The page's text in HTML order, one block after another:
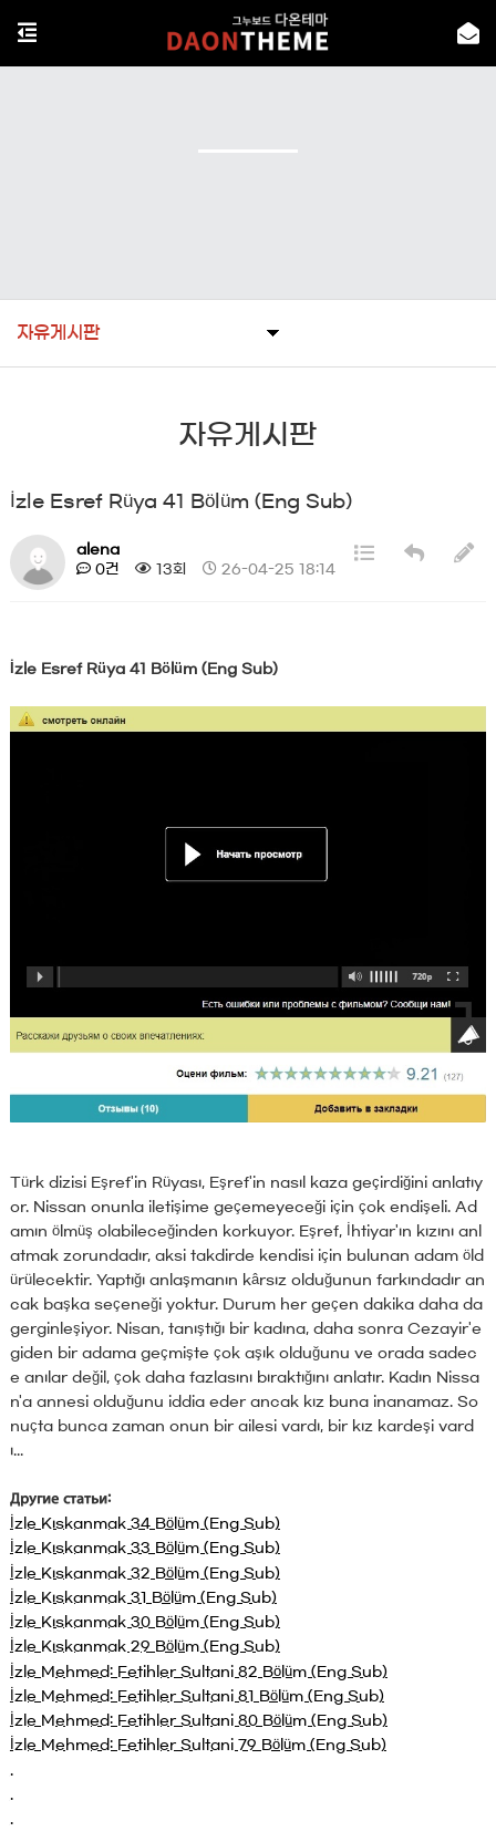
자유게시판
자유게시판
İzle Esref Rüya 41 Bölüm (Eng Sub)
alena
0건
13회 26-04-25 18:14
İzle Esref Rüya 41 Bölüm (Eng Sub)
Türk dizisi Eşref'in Rüyası, Eşref'in nasıl kaza geçirdiğini anlatıy
or. Nissan onunla iletişime geçemeyeceği için çok endişeli. Ad
amın ölmüş olabileceğinden korkuyor. Eşref, İhtiyar'ın kızını anl
atmak zorundadır, aksi takdirde kendisi için bulunan adam öld
ürülecektir. Yaptığı anlaşmanın kârsız olduğunun farkındadır an
cak başka seçeneği yoktur. Durum her geçen dakika daha da
gerginleşiyor. Nisan, tanıştığı bir kadına, daha sonra Cezayir'e
giden bir adama geçmişte çok aşık olduğunu ve orada sadec
e anılar değil, çok daha fazlasını bıraktığını anlatır. Kadın Nissa
n'a annesi olduğunu iddia eder ancak kız buna inanamaz. So
nuçta bunca zaman onun bir ailesi vardı, bir kız kardeşi vard
ı...
Другие статьи:
İzle Kıskanmak 34 Bölüm (Eng Sub)
İzle Kıskanmak 33 Bölüm (Eng Sub)
İzle Kıskanmak 32 Bölüm (Eng Sub)
İzle Kıskanmak 31 Bölüm (Eng Sub)
İzle Kıskanmak 30 Bölüm (Eng Sub)
İzle Kıskanmak 29 Bölüm (Eng Sub)
İzle Mehmed: Fetihler Sultani 82 Bölüm (Eng Sub)
İzle Mehmed: Fetihler Sultani 81 Bölüm (Eng Sub)
İzle Mehmed: Fetihler Sultani 80 Bölüm (Eng Sub)
İzle Mehmed: Fetihler Sultani 79 Bölüm (Eng Sub)
.
.
.